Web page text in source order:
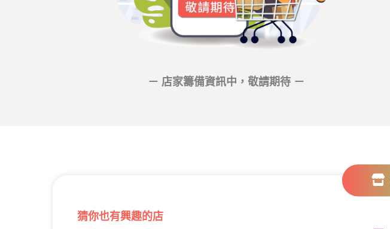
－ 店家籌備資訊中，敬請期待 －
猜你也有興趣的店